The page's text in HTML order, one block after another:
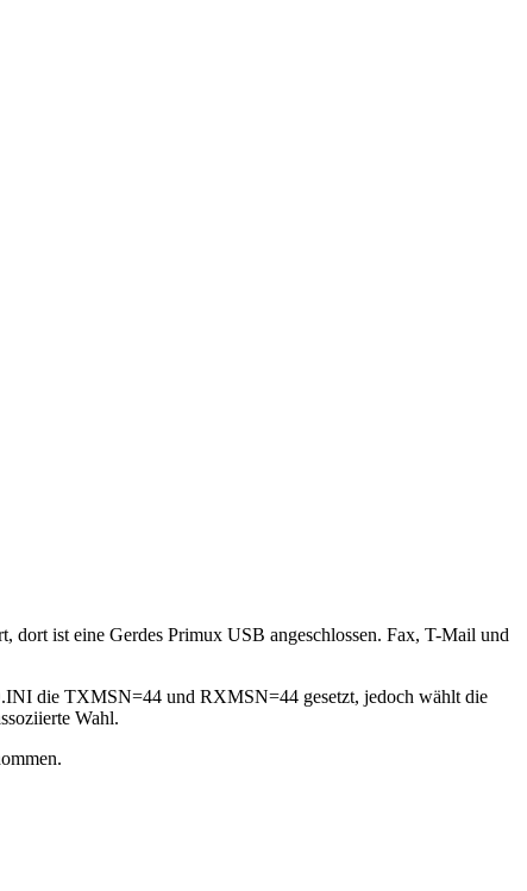
ist eine Gerdes Primux USB angeschlossen. Fax, T-Mail und
die TXMSN=44 und RXMSN=44 gesetzt, jedoch wählt die
Wahl.